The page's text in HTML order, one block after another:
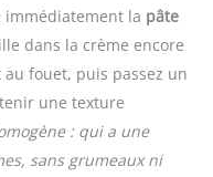
immédiatement la pâte
dans la crème encore
fouet, puis passez un
une texture
: qui a une
sans grumeaux ni